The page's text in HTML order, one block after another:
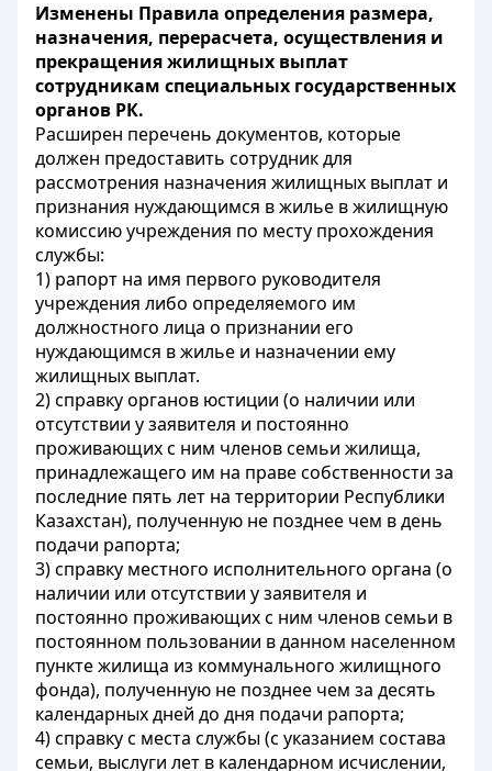
Изменены Правила определения размера,
назначения, перерасчета, осуществления и
прекращения жилищных выплат
сотрудникам специальных государственных
органов РК.
Расширен перечень документов, которые
должен предоставить сотрудник для
рассмотрения назначения жилищных выплат и
признания нуждающимся в жилье в жилищную
комиссию учреждения по месту прохождения
службы:
1) рапорт на имя первого руководителя
учреждения либо определяемого им
должностного лица о признании его
нуждающимся в жилье и назначении ему
жилищных выплат.
2) справку органов юстиции (о наличии или
отсутствии у заявителя и постоянно
проживающих с ним членов семьи жилища,
принадлежащего им на праве собственности за
последние пять лет на территории Республики
Казахстан), полученную не позднее чем в день
подачи рапорта;
3) справку местного исполнительного органа (о
наличии или отсутствии у заявителя и
постоянно проживающих с ним членов семьи в
постоянном пользовании в данном населенном
пункте жилища из коммунального жилищного
фонда), полученную не позднее чем за десять
календарных дней до дня подачи рапорта;
4) справку с места службы (с указанием состава
семьи, выслуги лет в календарном исчислении,